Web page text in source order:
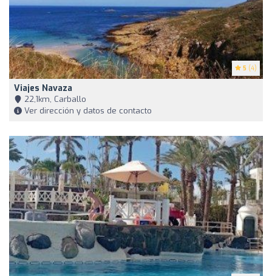
5 (4)
Viajes Navaza
22,1km, Carballo
Ver dirección y datos de contacto